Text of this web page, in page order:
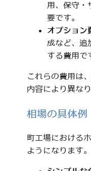
用、保守・
要です。
オプション
成など、追
する費用で
これらの費用は
内容により異なり
相場の具体例
町工場における
ようになります。